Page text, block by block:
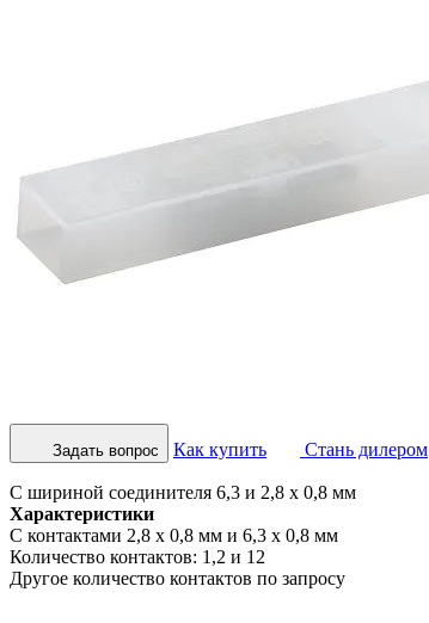
Задать вопрос Как купить Стань дилером
С шириной соединителя 6,3 и 2,8 x 0,8 мм
Характеристики
С контактами 2,8 x 0,8 мм и 6,3 x 0,8 мм
Количество контактов: 1,2 и 12
Другое количество контактов по запросу